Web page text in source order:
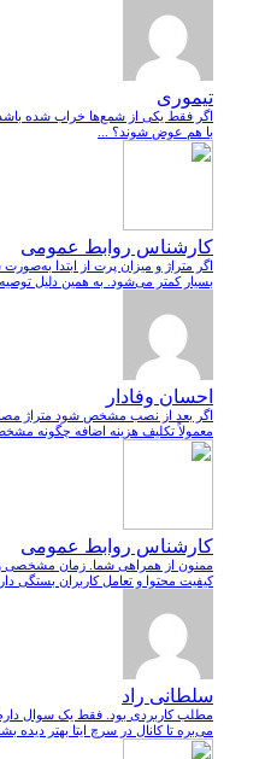
تیموری
اگر فقط یکی از شمع‌ها خراب شده
با هم عوض شوند؟ ...
کارشناس روابط عمومی
اگر متراژ و میزان پرت از ابتدا
بسیار کمتر می‌شود. به همین دلیل
احسان وفادار
اگر بعد از نصب مشخص شود متراژ
معمولاً تکلیف هزینه اضافه چگونه
کارشناس روابط عمومی
ممنون از همراهی شما. زمان مشخصی
کیفیت محتوا و تعامل کاربران بستگی
سلطانی راد
مطلب کاربردی بود. فقط یک سوال
می‌بره تا کانال در سرچ ایتا بهتر دیده